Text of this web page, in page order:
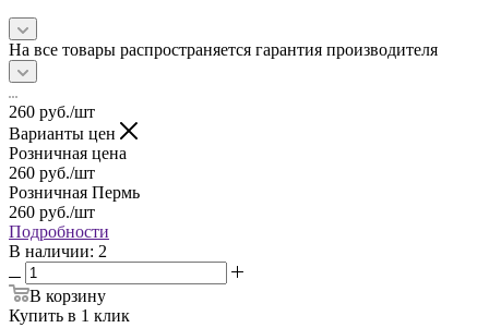
На все товары распространяется гарантия производителя
260 руб./шт
Варианты цен
Розничная цена
260 руб./шт
Розничная Пермь
260 руб./шт
Подробности
В наличии: 2
В корзину
Купить в 1 клик